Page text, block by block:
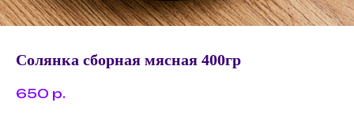
Солянка сборная мясная 400гр
650 р.